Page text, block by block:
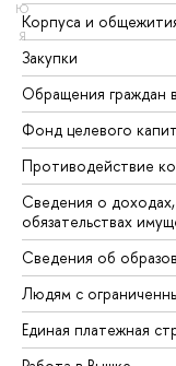
Ю
Я
Корпуса и
Закупки
Обращения
Фонд целевого
Противодействие
Сведения о
обязательствах
Сведения об
Людям с
Единая платежная